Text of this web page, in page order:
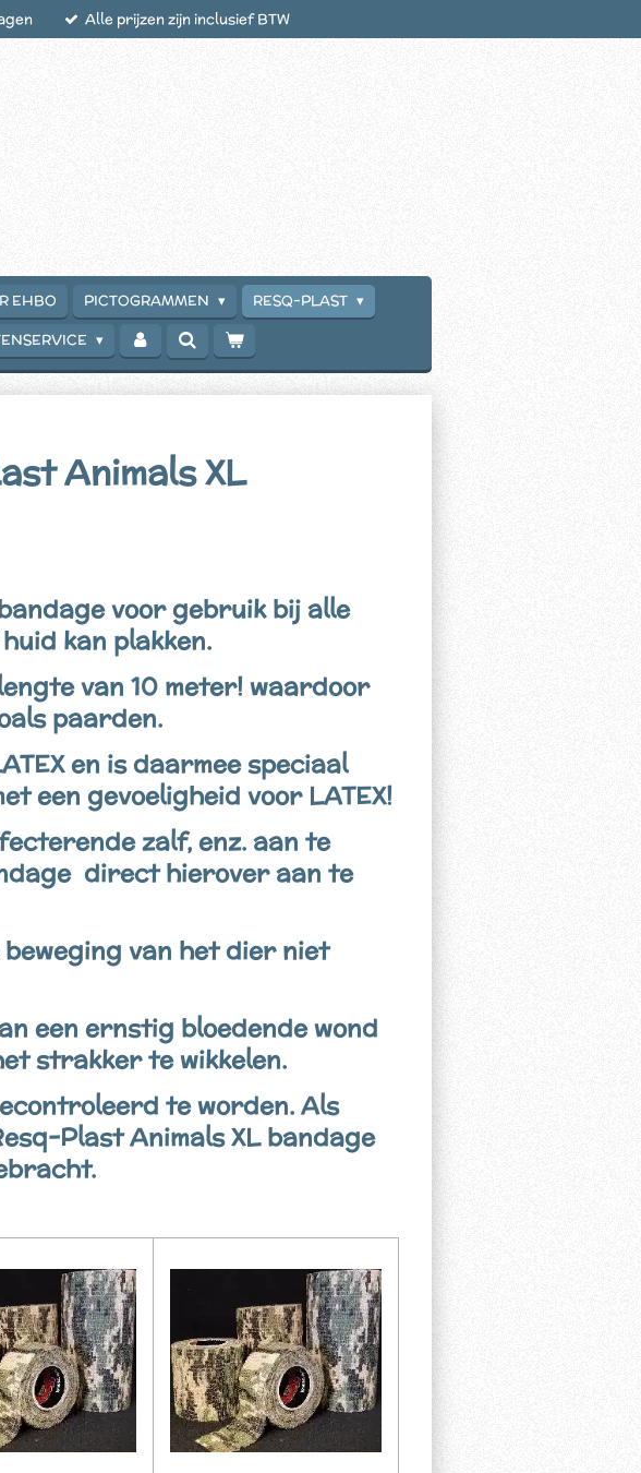
Alle prijzen zijn inclusief BTW
EHBO PICTOGRAMMEN
RESQ-PLAST
Animals XL
voor gebruik bij alle
kan plakken.
van 10 meter! waardoor
paarden.
en is daarmee speciaal
een gevoeligheid voor LATEX!
zalf, enz. aan te
direct hierover aan te
van het dier niet
een ernstig bloedende wond
strakker te wikkelen.
te worden. Als
Plast Animals XL bandage